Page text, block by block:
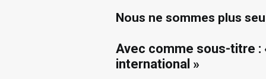
Nous ne sommes plus
Avec comme sous-titre :
international »